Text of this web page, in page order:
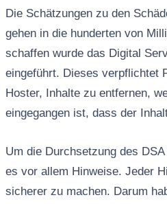
Die Schätzungen zu den
gehen in die hunderten von
schaffen wurde das Digital
eingeführt. Dieses verpflichtet
Hoster, Inhalte zu entfernen,
eingegangen ist, dass der
Um die Durchsetzung des
es vor allem Hinweise. Jeder
sicherer zu machen. Darum